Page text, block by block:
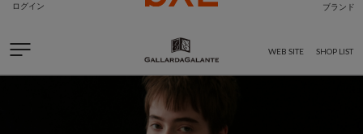
ログイン ブランド
SHOP LIST
WEB SITE